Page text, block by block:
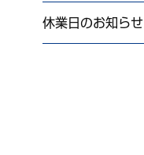
休業日のお知らせ